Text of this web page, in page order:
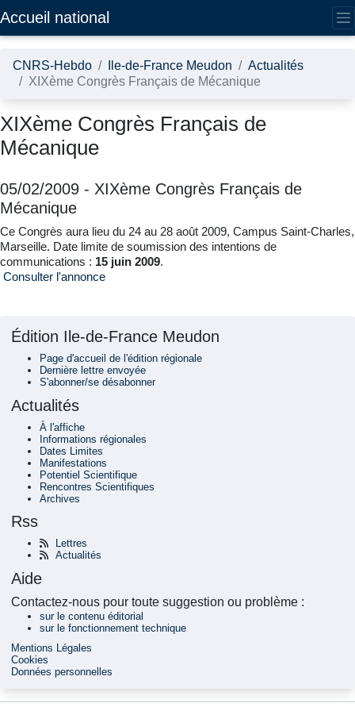
Accueil national
CNRS-Hebdo Ile-de-France Meudon
Actualités
XIXème Congrès Français de Mécanique
XIXème Congrès Français de
Mécanique
05/02/2009 - XIXème Congrès Français de
Mécanique
Ce Congrès aura lieu du 24 au 28 août 2009, Campus Saint-Charles,
Marseille. Date limite de soumission des intentions de
communications : 15 juin 2009.
Consulter l'annonce
Édition Ile-de-France Meudon
Page d'accueil de l'édition régionale
Dernière lettre envoyée
S'abonner/se désabonner
Actualités
À l'affiche
Informations régionales
Dates Limites
Manifestations
Potentiel Scientifique
Rencontres Scientifiques
Archives
Rss
Lettres
Actualités
Aide
Contactez-nous pour toute suggestion ou problème :
sur le contenu éditorial
sur le fonctionnement technique
Mentions Légales
Cookies
Données personnelles